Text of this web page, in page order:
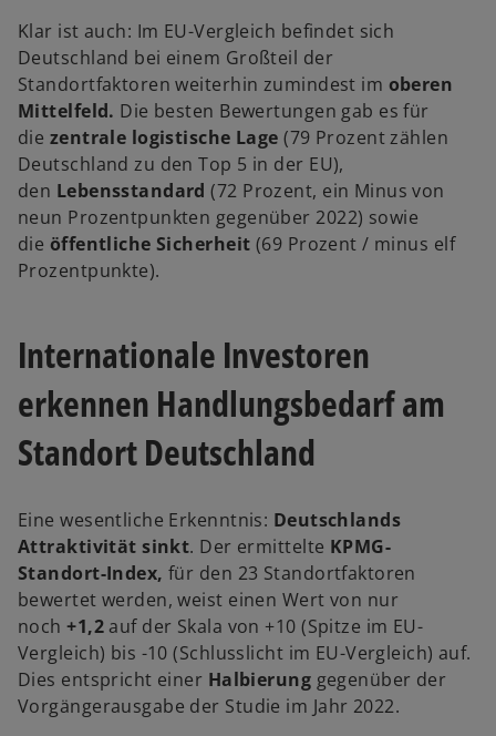
Klar ist auch: Im EU-Vergleich befindet sich
Deutschland bei einem Großteil der
Standortfaktoren weiterhin zumindest im oberen
Mittelfeld. Die besten Bewertungen gab es für
die zentrale logistische Lage (79 Prozent zählen
Deutschland zu den Top 5 in der EU),
den Lebensstandard(72 Prozent, ein Minus von
neun Prozentpunkten gegenüber 2022) sowie
die öffentliche Sicherheit (69 Prozent / minus elf
Prozentpunkte).
Internationale Investoren
erkennen Handlungsbedarf am
Standort Deutschland
Eine wesentliche Erkenntnis: Deutschlands
Attraktivität sinkt. Der ermittelte KPMG-
Standort-Index, für den 23 Standortfaktoren
bewertet werden, weist einen Wert von nur
noch+1,2auf der Skala von +10 (Spitze im EU-
Vergleich) bis -10 (Schlusslicht im EU-Vergleich) auf.
Dies entspricht einer Halbierung gegenüber der
Vorgängerausgabe der Studie im Jahr 2022.